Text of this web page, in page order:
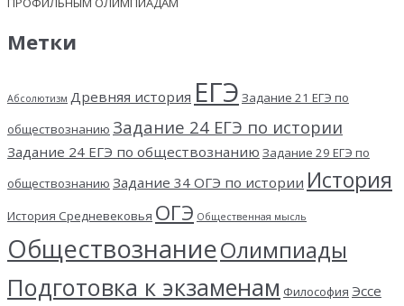
Метки
Абсолютизм Древняя история ЕГЭ Задание 21 ЕГЭ по
обществознанию Задание 24 ЕГЭ по истории
Задание 24 ЕГЭ по обществознанию Задание 29 ЕГЭ по
обществознанию Задание 34 ОГЭ по истории История
История Средневековья ОГЭ Общественная мысль
ОбществознаниеОлимпиады
Подготовка к экзаменам Философия Эссе